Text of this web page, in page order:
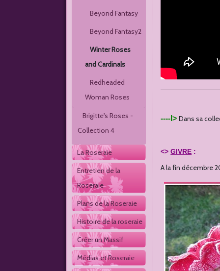
----l> Dans sa
<>GIVRE :
A la fin décembre
Beyond Fantasy
Beyond Fantasy2
Winter Roses
and Cardinals
Redheaded
Woman Roses
Brigitte's Roses -
Collection 4
La Roseraie
Entretien de la
Roseraie
Plans de la Roseraie
Histoire de la roseraie
Créer un Massif
Médias et Roseraie